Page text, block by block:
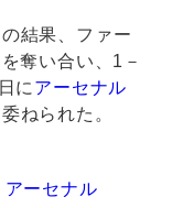
結果、ファー
奪い合い、1－
にアーセナル
ねられた。
アーセナル